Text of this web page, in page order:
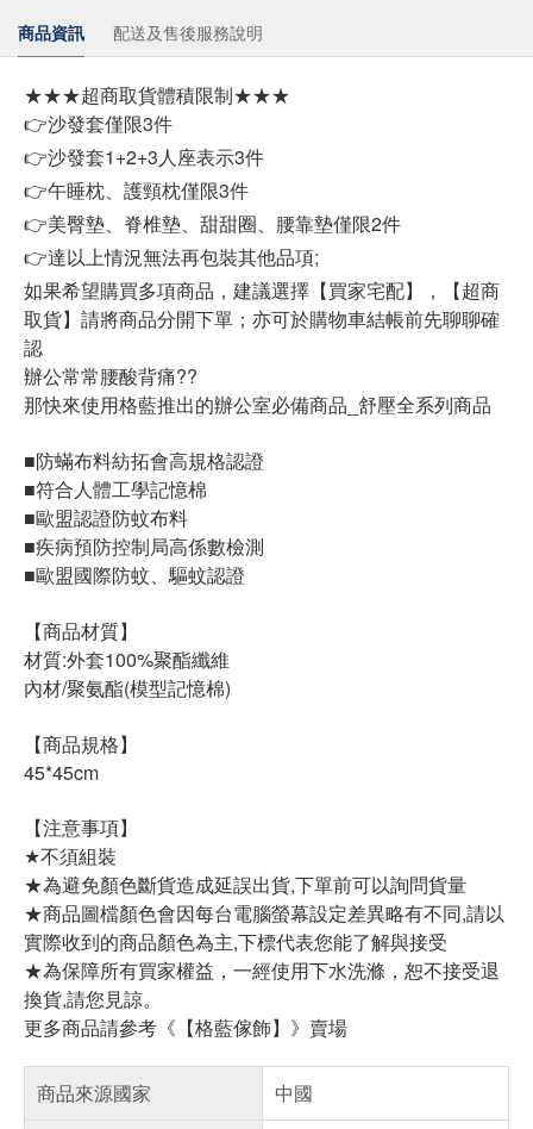
商品資訊 配送及售後服務說明
★★★超商取貨體積限制★★★
👉沙發套僅限3件
👉沙發套1+2+3人座表示3件
👉午睡枕、護頸枕僅限3件
👉美臀墊、脊椎墊、甜甜圈、腰靠墊僅限2件
👉達以上情況無法再包裝其他品項;
如果希望購買多項商品，建議選擇【買家宅配】，【超商
取貨】請將商品分開下單；亦可於購物車結帳前先聊聊確
認
辦公常常腰酸背痛??
那快來使用格藍推出的辦公室必備商品_舒壓全系列商品
■防蟎布料紡拓會高規格認證
■符合人體工學記憶棉
■歐盟認證防蚊布料
■疾病預防控制局高係數檢測
■歐盟國際防蚊、驅蚊認證
【商品材質】
材質:外套100%聚酯纖維
內材/聚氨酯(模型記憶棉)
【商品規格】
45*45cm
【注意事項】
★不須組裝
★為避免顏色斷貨造成延誤出貨,下單前可以詢問貨量
★商品圖檔顏色會因每台電腦螢幕設定差異略有不同,請以
實際收到的商品顏色為主,下標代表您能了解與接受
★為保障所有買家權益，一經使用下水洗滌，恕不接受退
換貨,請您見諒。
更多商品請參考《【格藍傢飾】》賣場
商品來源國家
中國